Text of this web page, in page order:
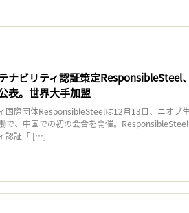
ナビリティ認証策定ResponsibleSteel
表。世界大手加盟
際団体ResponsibleSteelは12月13日、ニオブ
で、中国での初の会合を開催。
認証「 […]